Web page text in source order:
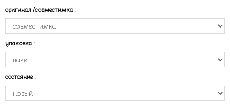
оригинал /совместимка :
упаковка :
состояние :